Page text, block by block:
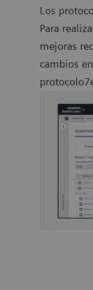
Los
Para
mejoras
cambios